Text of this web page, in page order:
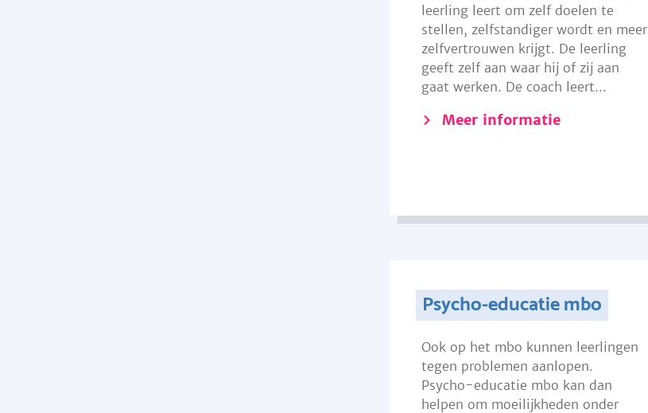
leerling leert om zelf doelen te
stellen, zelfstandiger wordt en meer
zelfvertrouwen krijgt. De leerling
geeft zelf aan waar hij of zij aan
gaat werken. De coach leert...
Meer informatie
Psycho-educatie mbo
Ook op het mbo kunnen leerlingen
tegen problemen aanlopen.
Psycho-educatie mbo kan dan
helpen om moeilijkheden onder